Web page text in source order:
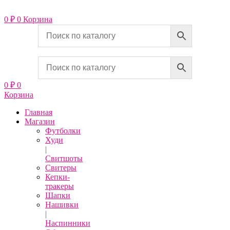
к
содержимому
0 ₽ 0 Корзина
0 ₽ 0
Корзина
Главная
Магазин
Футболки
Худи
|
Свитшоты
Свитеры
Кепки-
тракеры
Шапки
Нашивки
|
Наспинники